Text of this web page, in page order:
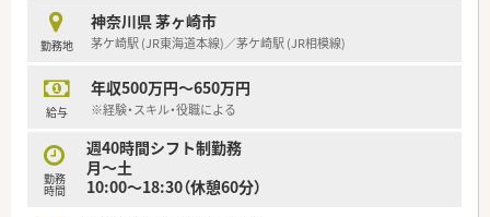
【法人特徴について】
■神奈川県綾瀬市と茅ヶ崎市に2つの店舗を展開し、地域に根差
した医療提供を長年にわたり続けております
薬局の先駆けとして地域医療に貢献してきました
■一方の店舗は施設調剤をメインに、もう一方の店舗は外来をメ
勤務地
神奈川県 茅ヶ崎市
茅ケ崎駅 (JR東海道本線)／茅ケ崎駅 (JR相模線)
給与
年収500万円～650万円
※経験・スキル・役職による
勤務
時間
週40時間シフト制勤務
月～土
10:00～18:30（休憩60分）